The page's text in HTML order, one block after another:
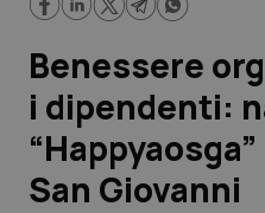
Lavoro e Professioni
Scienza e Farmaci
Studi e Analisi
Benessere
i dipendenti:
San Giovanni